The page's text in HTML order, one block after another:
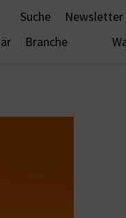
Suche Newsletter
Branche